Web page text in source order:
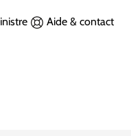
Aide & contact